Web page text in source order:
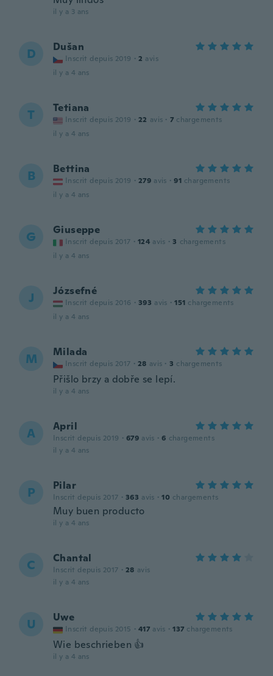
il y a 3 ans
D Dušan
Inscrit depuis 2019 · 2 avis
il y a 4 ans
T Tetiana
Inscrit depuis 2019 · 22 avis · 7 chargements
il y a 4 ans
B Bettina
Inscrit depuis 2019 · 279 avis · 91 chargements
il y a 4 ans
G Giuseppe
Inscrit depuis 2017 · 124 avis · 3 chargements
il y a 4 ans
J Józsefné
Inscrit depuis 2016 · 393 avis · 151 chargements
il y a 4 ans
M Milada
Inscrit depuis 2017 · 28 avis · 3 chargements
Přišlo brzy a dobře se lepí.
il y a 4 ans
A April
Inscrit depuis 2019 · 679 avis · 6 chargements
il y a 4 ans
P Pilar
Inscrit depuis 2017 · 363 avis · 10 chargements
Muy buen producto
il y a 4 ans
C Chantal
Inscrit depuis 2017 · 28 avis
il y a 4 ans
U Uwe
Inscrit depuis 2015 · 417 avis · 137 chargements
Wie beschrieben 👍
il y a 4 ans